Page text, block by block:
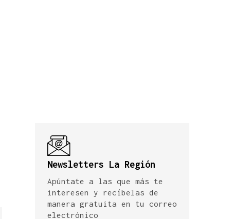
Newsletters La Región
Apúntate a las que más te
interesen y recíbelas de
manera gratuita en tu correo
electrónico